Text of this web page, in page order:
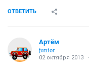
ОТВЕТИТЬ
Артём
juniоr
02 октября 2013